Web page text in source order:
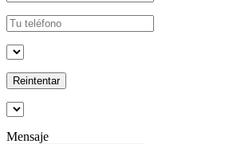
Reintentar
Mensaje